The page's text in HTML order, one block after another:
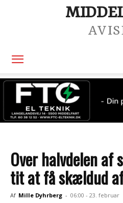
Over halvdelen af
tit at få skældud
Af Mille Dyhrberg - 06:00 - 23. februar